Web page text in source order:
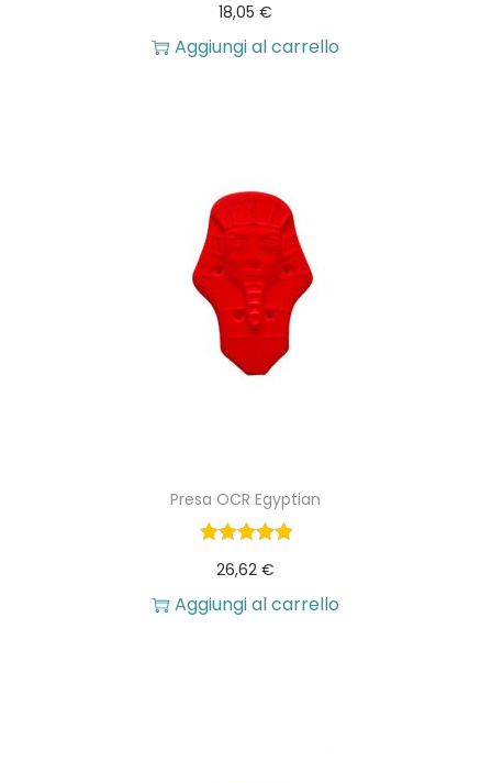
18,05€
Aggiungi al carrello
Presa OCR Egyptian
26,62€
Aggiungi al carrello